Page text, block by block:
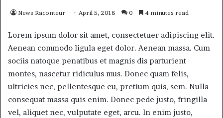
News Raconteur April 5, 2018 0 4 minutes read
Lorem ipsum dolor sit amet, consectetuer adipiscing elit.
Aenean commodo ligula eget dolor. Aenean massa. Cum
sociis natoque penatibus et magnis dis parturient
montes, nascetur ridiculus mus. Donec quam felis,
ultricies nec, pellentesque eu, pretium quis, sem. Nulla
consequat massa quis enim. Donec pede justo, fringilla
vel, aliquet nec, vulputate eget, arcu. In enim justo,